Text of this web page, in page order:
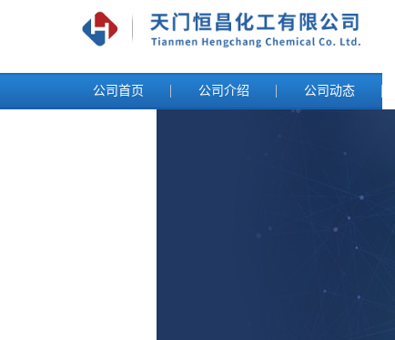
公司首页 公司介绍 公司动态